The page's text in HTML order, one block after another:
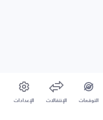
التوقعات الإنتقالات الإعدادات